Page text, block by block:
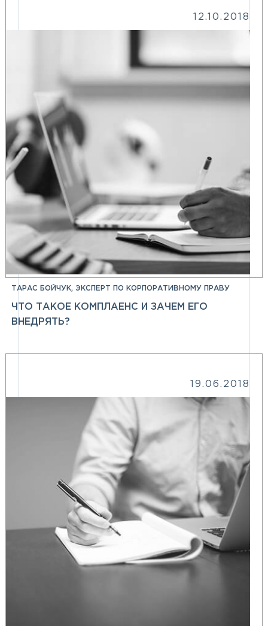
12.10.2018
ТАРАС БОЙЧУК, ЭКСПЕРТ ПО КОРПОРАТИВНОМУ ПРАВУ
ЧТО ТАКОЕ КОМПЛАЕНС И ЗАЧЕМ ЕГО
ВНЕДРЯТЬ?
19.06.2018